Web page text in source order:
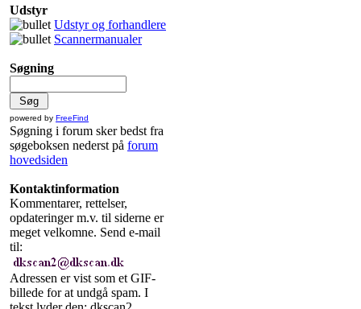
Udstyr
Udstyr og forhandlere
Scannermanualer
Søgning
powered by FreeFind
Søgning i forum sker bedst fra
søgeboksen nederst på forum
hovedsiden
Kontaktinformation
Kommentarer, rettelser,
opdateringer m.v. til siderne er
meget velkomne. Send e-mail
til:
Adressen er vist som et GIF-
billede for at undgå spam. I